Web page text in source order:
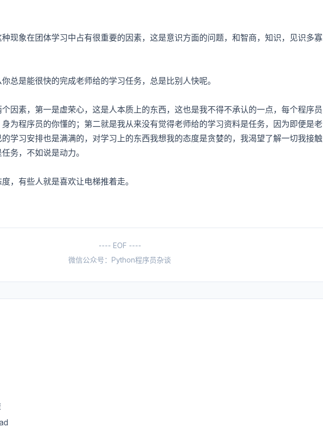
现象在团体学习中占有很重要的因素，这是意识方面的问题，和智商，知识，见识多寡
总是能很快的完成老师给的学习任务，总是比别人快呢。
因素，第一是虚荣心，这是人本质上的东西，这也是我不得不承认的一点，每个程序员
为程序员的你懂的；第二就是我从来没有觉得老师给的学习资料是任务，因为即便是老
学习安排也是满满的，对学习上的东西我想我的态度是贪婪的，我渴望了解一切我接触
务，不如说是动力。
，有些人就是喜欢让电梯推着走。
---- EOF ----
微信公众号：Python程序员杂谈